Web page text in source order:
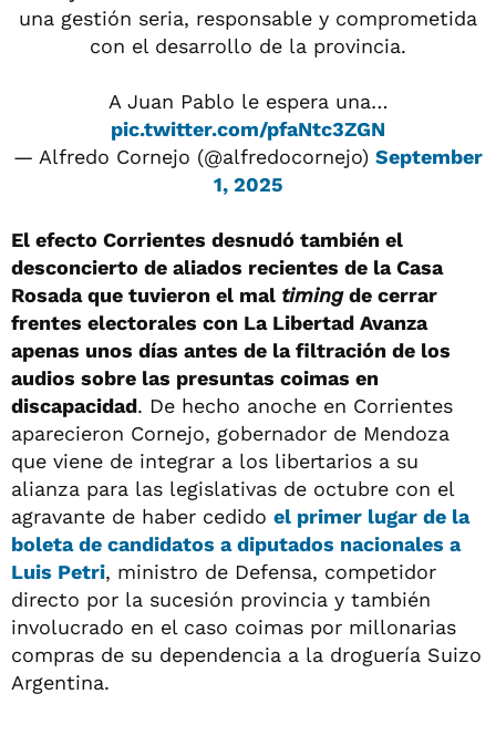
una gestión seria, responsable y comprometida
con el desarrollo de la provincia.
A Juan Pablo le espera una…
pic.twitter.com/pfaNtc3ZGN
— Alfredo Cornejo (@alfredocornejo) September
1, 2025
El efecto Corrientes desnudó también el
desconcierto de aliados recientes de la Casa
Rosada que tuvieron el mal timingde cerrar
frentes electorales con La Libertad Avanza
apenas unos días antes de la filtración de los
audios sobre las presuntas coimas en
discapacidad. De hecho anoche en Corrientes
aparecieron Cornejo, gobernador de Mendoza
que viene de integrar a los libertarios a su
alianza para las legislativas de octubre con el
agravante de haber cedido el primer lugar de la
boleta de candidatos a diputados nacionales a
Luis Petri, ministro de Defensa, competidor
directo por la sucesión provincia y también
involucrado en el caso coimas por millonarias
compras de su dependencia a la droguería Suizo
Argentina.